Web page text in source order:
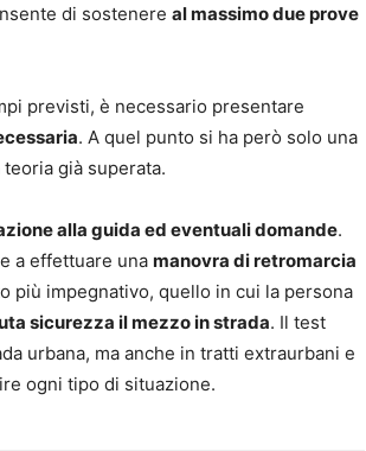
di sostenere al massimo due prove
previsti, è necessario presentare
. A quel punto si ha però solo una
già superata.
alla guida ed eventuali domande.
a effettuare una manovra di retromarcia
più impegnativo, quello in cui la persona
sicurezza il mezzo in strada. Il test
urbana, ma anche in tratti extraurbani e
ogni tipo di situazione.